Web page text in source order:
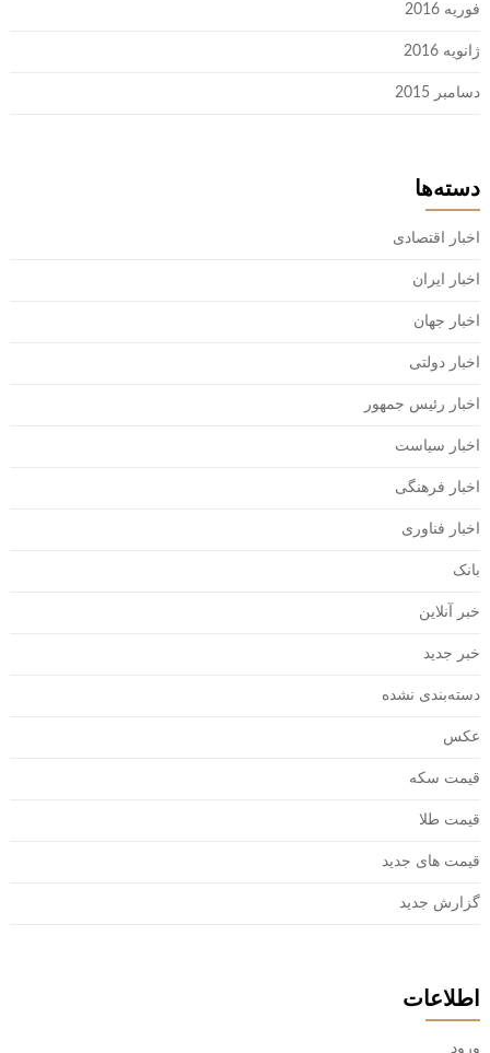
فوریه 2016
ژانویه 2016
دسامبر 2015
دسته‌ها
اخبار اقتصادی
اخبار ایران
اخبار جهان
اخبار دولتی
اخبار رئیس جمهور
اخبار سیاست
اخبار فرهنگی
اخبار فناوری
بانک
خبر آنلاین
خبر جدید
دسته‌بندی نشده
عکس
قیمت سکه
قیمت طلا
قیمت های جدید
گزارش جدید
اطلاعات
ورود